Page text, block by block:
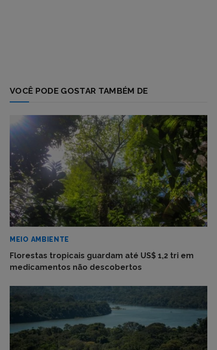
VOCÊ PODE GOSTAR TAMBÉM DE
MEIO AMBIENTE
Florestas tropicais guardam até US$ 1,2 tri em
medicamentos não descobertos